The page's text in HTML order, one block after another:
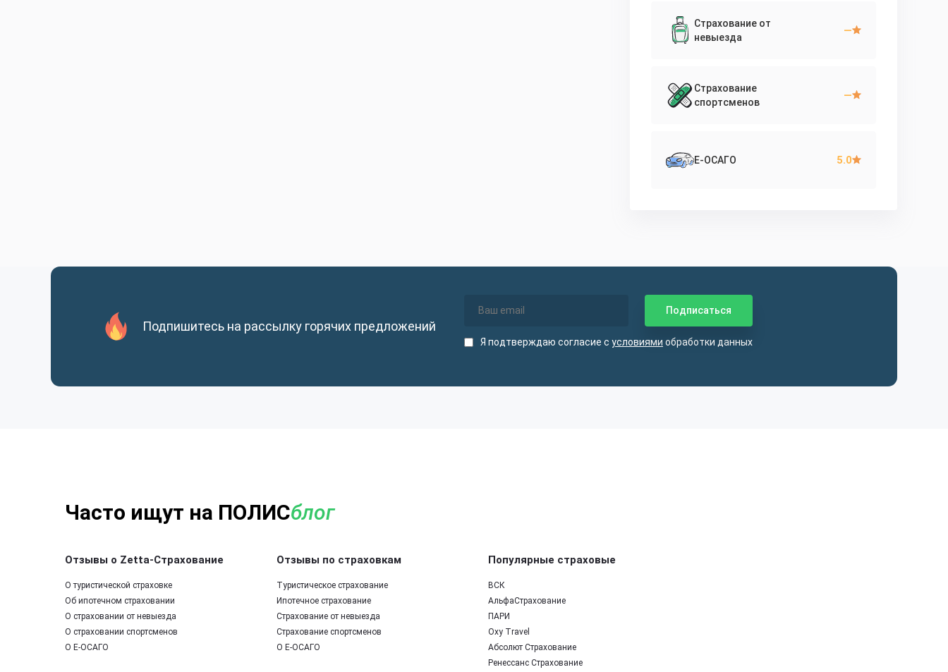
Страхование от
невыезда
—
Страхование
спортсменов
—
Е-ОСАГО 5.0
Подпишитесь на рассылку горячих предложений
Я подтверждаю согласие с условиями обработки данных
Часто ищут на ПОЛИСблог
Отзывы о Zetta-Страхование
О туристической страховке
Об ипотечном страховании
О страховании от невыезда
О страховании спортсменов
О Е-ОСАГО
Отзывы по страховкам
Туристическое страхование
Ипотечное страхование
Страхование от невыезда
Страхование спортсменов
О Е-ОСАГО
Популярные страховые
ВСК
АльфаСтрахование
ПАРИ
Oxy Travel
Абсолют Страхование
Ренессанс Страхование